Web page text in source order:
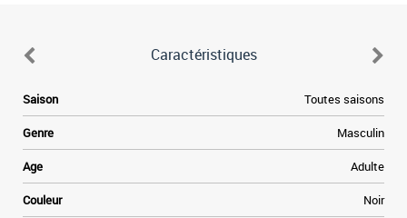
Caractéristiques
Saison Toutes saisons
Genre Masculin
Age Adulte
Couleur Noir